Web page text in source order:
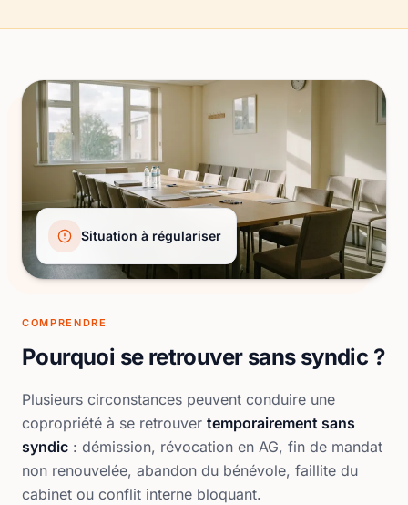
Situation à régulariser
COMPRENDRE
Pourquoi se retrouver sans syndic ?
Plusieurs circonstances peuvent conduire une
copropriété à se retrouver temporairement sans
syndic : démission, révocation en AG, fin de mandat
non renouvelée, abandon du bénévole, faillite du
cabinet ou conflit interne bloquant.